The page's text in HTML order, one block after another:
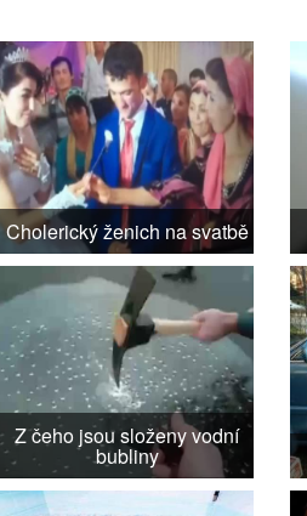
Cholerický ženich na svatbě
Z čeho jsou složeny vodní
bubliny